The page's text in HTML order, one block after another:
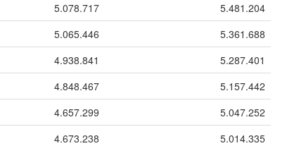
5.078.717
5.481.204
5.065.446
5.361.688
4.938.841
5.287.401
4.848.467
5.157.442
4.657.299
5.047.252
4.673.238
5.014.335